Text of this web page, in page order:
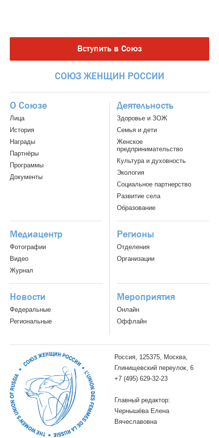
Вступить в Союз
СОЮЗ ЖЕНЩИН РОССИИ
О Союзе
Лица
История
Награды
Партнёры
Программы
Документы
Деятельность
Здоровье и ЗОЖ
Семья и дети
Женское
предпринимательство
Культура и духовность
Экология
Социальное партнерство
Развитие села
Образование
Медиацентр
Фотографии
Видео
Журнал
Регионы
Отделения
Организации
Новости
Федеральные
Региональные
Мероприятия
Онлайн
Оффлайн
Россия, 125375, Москва,
Глинищевский переулок, 6
+7 (495) 629-32-23
Главный редактор:
Чернышёва Елена
Вячеславовна